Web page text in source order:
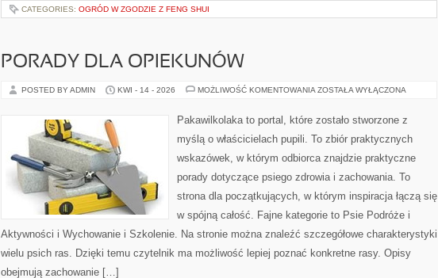
CATEGORIES: OGRÓD W ZGODZIE Z FENG SHUI
PORADY DLA OPIEKUNÓW
POSTED BY ADMIN KWI - 14 - 2026 MOŻLIWOŚĆ KOMENTOWANIA PORADY
ZOSTAŁA WYŁĄCZONA
Pakawilkolaka to portal, które zostało stworzone z
myślą o właścicielach pupili. To zbiór praktycznych
wskazówek, w którym odbiorca znajdzie praktyczne
porady dotyczące psiego zdrowia i zachowania. To
strona dla początkujących, w którym inspiracja łączą się
w spójną całość. Fajne kategorie to Psie Podróże i
Aktywności i Wychowanie i Szkolenie. Na stronie można znaleźć szczegółowe charakterystyki
wielu psich ras. Dzięki temu czytelnik ma możliwość lepiej poznać konkretne rasy. Opisy
obejmują zachowanie […]